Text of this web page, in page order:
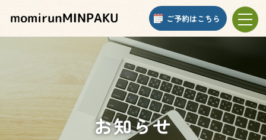
toggle
ご予約はこちら
お知らせ